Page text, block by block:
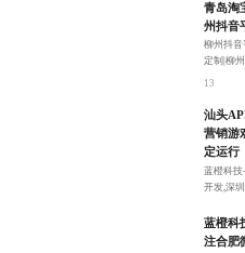
青岛淘
州抖音
柳州抖音
定制|柳
服务，
13
汕头
营销游
定运行
蓝橙科技
开发,深
蓝橙科
注合肥